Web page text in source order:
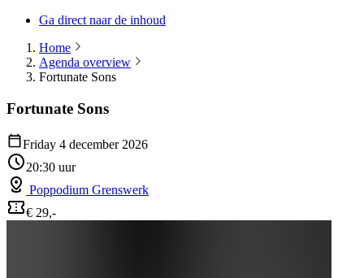
Ga direct naar de inhoud
Home
Agenda overview
Fortunate Sons
Fortunate Sons
Friday 4 december 2026
20:30 uur
Poppodium Grenswerk
€ 29,-